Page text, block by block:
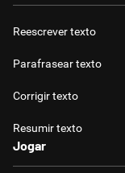
Reescrever texto
Parafrasear texto
Corrigir texto
Resumir texto
Jogar